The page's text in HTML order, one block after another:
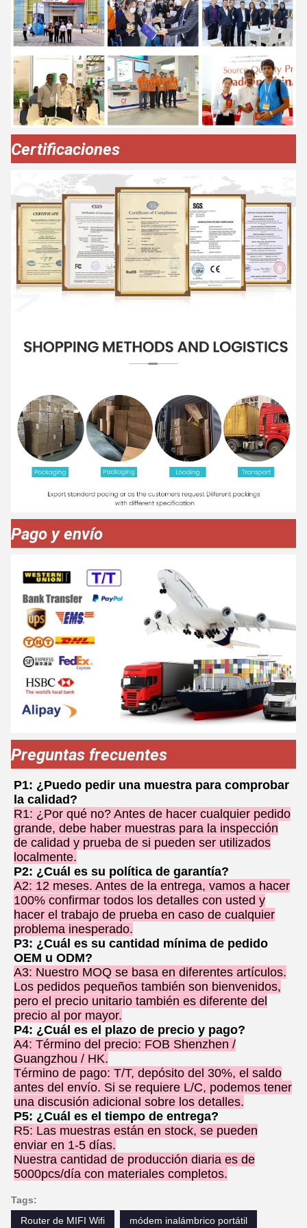
Certificaciones
Pago y envío
Preguntas frecuentes
P1: ¿Puedo pedir una muestra para comprobar
la calidad?
R1: ¿Por qué no? Antes de hacer cualquier pedido
grande, debe haber muestras para la inspección
de calidad y prueba de si pueden ser utilizados
localmente.
P2: ¿Cuál es su política de garantía?
A2: 12 meses. Antes de la entrega, vamos a hacer
100% confirmar todos los detalles con usted y
hacer el trabajo de prueba en caso de cualquier
problema inesperado.
P3: ¿Cuál es su cantidad mínima de pedido
OEM u ODM?
A3: Nuestro MOQ se basa en diferentes artículos.
Los pedidos pequeños también son bienvenidos,
pero el precio unitario también es diferente del
precio al por mayor.
P4: ¿Cuál es el plazo de precio y pago?
A4: Término del precio: FOB Shenzhen /
Guangzhou / HK.
Término de pago: T/T, depósito del 30%, el saldo
antes del envío. Si se requiere L/C, podemos tener
una discusión adicional sobre los detalles.
P5: ¿Cuál es el tiempo de entrega?
R5: Las muestras están en stock, se pueden
enviar en 1-5 días.
Nuestra cantidad de producción diaria es de
5000pcs/día con materiales completos.
Tags:
Router de MIFI Wifi
módem inalámbrico portátil